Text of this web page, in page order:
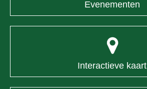
Evenementen
Interactieve kaart